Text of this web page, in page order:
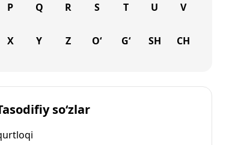
P Q R S T U V
X Y Z O‘ G‘ SH CH
so‘zlar